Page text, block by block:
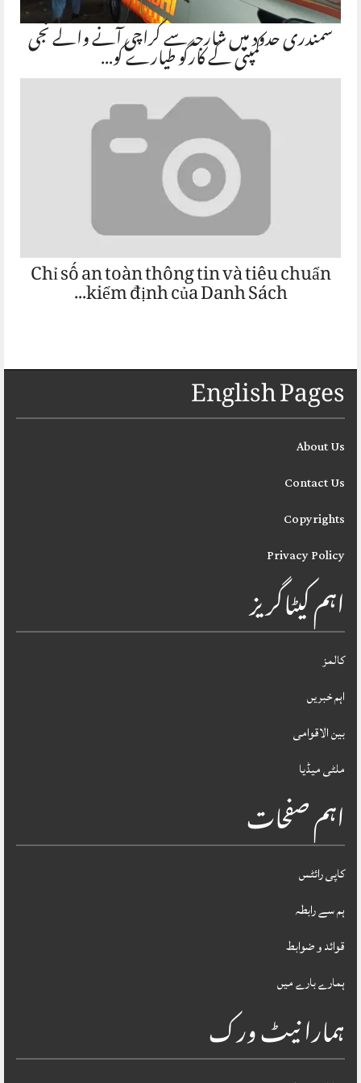
سمندری حدود میں شارجہ سے کراچی آنے والے نجی
کمپنی کے کارگو طیارے کو…
Chỉ số an toàn thông tin và tiêu chuẩn
kiểm định của Danh Sách…
English Pages
About Us
Contact Us
Copyrights
Privacy Policy
اہم کیٹاگریز
کالمز
اہم خبریں
بین الاقوامی
ملٹی میڈیا
اہم صفحات
کاپی رائٹس
ہم سے رابطہ
قوائد و ضوابط
ہمارے بارے میں
ہمارا نیٹ ورک